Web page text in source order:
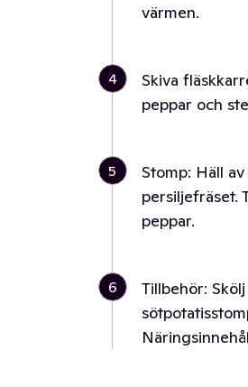
värmen.
4
Skiva
peppar och
5
Stomp: Häll
persiljefräset.
peppar.
6
Tillbehör: